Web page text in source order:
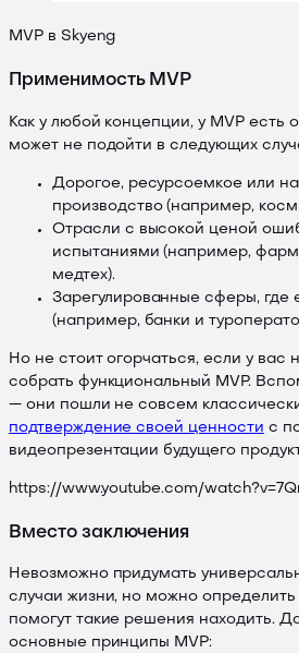
MVP в Skyeng
Применимость MVP
Как у любой концепции, у MVP есть
может не подойти в следующих
Дорогое, ресурсоемкое или
производство (например,
Отрасли с высокой ценой
испытаниями (например,
медтех).
Зарегулированные сферы, где
(например, банки и
Но не стоит огорчаться, если у вас
собрать функциональный MVP.
— они пошли не совсем
подтверждение своей ценности с
видеопрезентации будущего
https://www.youtube.com/
Вместо заключения
Невозможно придумать
случаи жизни, но можно
помогут такие решения находить.
основные принципы MVP: